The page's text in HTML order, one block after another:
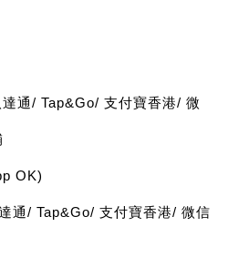
通/ Tap&Go/ 支付寶香港/ 微
OK)
通/ Tap&Go/ 支付寶香港/ 微信